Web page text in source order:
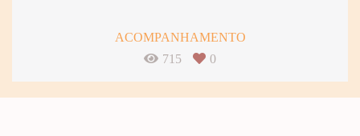
ACOMPANHAMENTO
715
0